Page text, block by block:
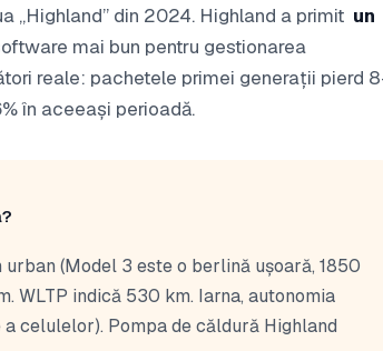
„Highland” din 2024. Highland a primit un
mai bun pentru gestionarea
reale: pachetele primei generații pierd
în aceeași perioadă.
urban (Model 3 este o berlină ușoară, 1850
WLTP indică 530 km. Iarna, autonomia
celulelor). Pompa de căldură Highland